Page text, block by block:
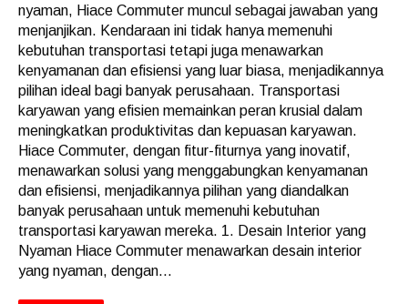
nyaman, Hiace Commuter muncul sebagai jawaban yang
menjanjikan. Kendaraan ini tidak hanya memenuhi
kebutuhan transportasi tetapi juga menawarkan
kenyamanan dan efisiensi yang luar biasa, menjadikannya
pilihan ideal bagi banyak perusahaan. Transportasi
karyawan yang efisien memainkan peran krusial dalam
meningkatkan produktivitas dan kepuasan karyawan.
Hiace Commuter, dengan fitur-fiturnya yang inovatif,
menawarkan solusi yang menggabungkan kenyamanan
dan efisiensi, menjadikannya pilihan yang diandalkan
banyak perusahaan untuk memenuhi kebutuhan
transportasi karyawan mereka. 1. Desain Interior yang
Nyaman Hiace Commuter menawarkan desain interior
yang nyaman, dengan...